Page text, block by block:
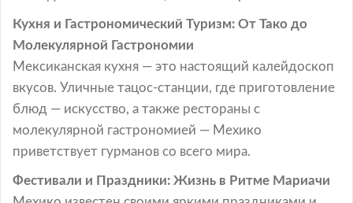
Кухня и Гастрономический Туризм: От Тако до
Молекулярной Гастрономии
Мексиканская кухня — это настоящий калейдоскоп
вкусов. Уличные тацос-станции, где приготовление
блюд — искусство, а также рестораны с
молекулярной гастрономией — Мехико
приветствует гурманов со всего мира.
Фестивали и Праздники: Жизнь в Ритме Мариачи